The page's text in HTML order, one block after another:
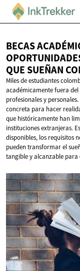
BECAS
QUE SUEÑAN
Miles de estudiantes
académicamente fuera
profesionales y
concreta para hacer
que históricamente han
instituciones extranjeras.
disponibles, los requisitos
pueden transformar el
tangible y alcanzable